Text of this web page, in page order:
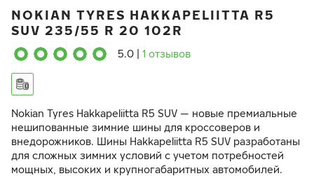
NOKIAN TYRES HAKKAPELIITTA R5
SUV 235/55 R 20 102R
5.0 1 отзывов
Nokian Tyres Hakkapeliitta R5 SUV — новые премиальные
нешипованные зимние шины для кроссоверов и
внедорожников. Шины Hakkapeliitta R5 SUV разработаны
для сложных зимних условий с учетом потребностей
мощных, высоких и крупногабаритных автомобилей.